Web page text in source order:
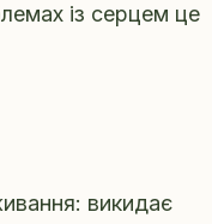
із серцем це
викидає